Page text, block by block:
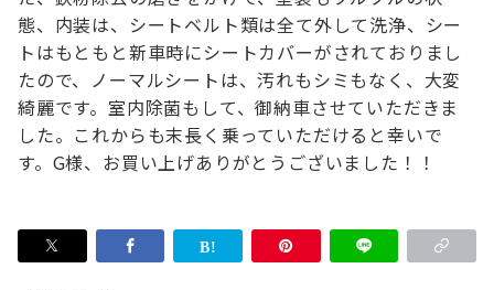
態、 内装は、シートベルト類は全て外して洗浄、シー
トはもともと新車時にシートカバーがされておりまし
たので、ノーマルシートは、汚れもシミもなく、大変
綺麗です。 室内除菌もして、御納車させていただきま
した。 これからも末長く乗っていただけると幸いで
す。 G様、お買い上げありがとうございました！！